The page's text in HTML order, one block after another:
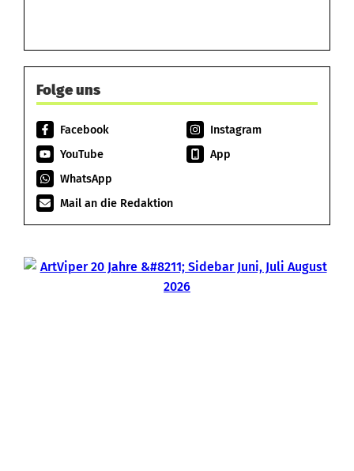
Folge uns
Facebook
Instagram
YouTube
App
WhatsApp
Mail an die Redaktion